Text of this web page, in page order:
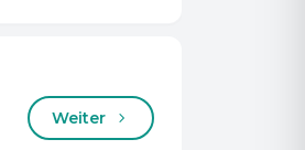
Weiter